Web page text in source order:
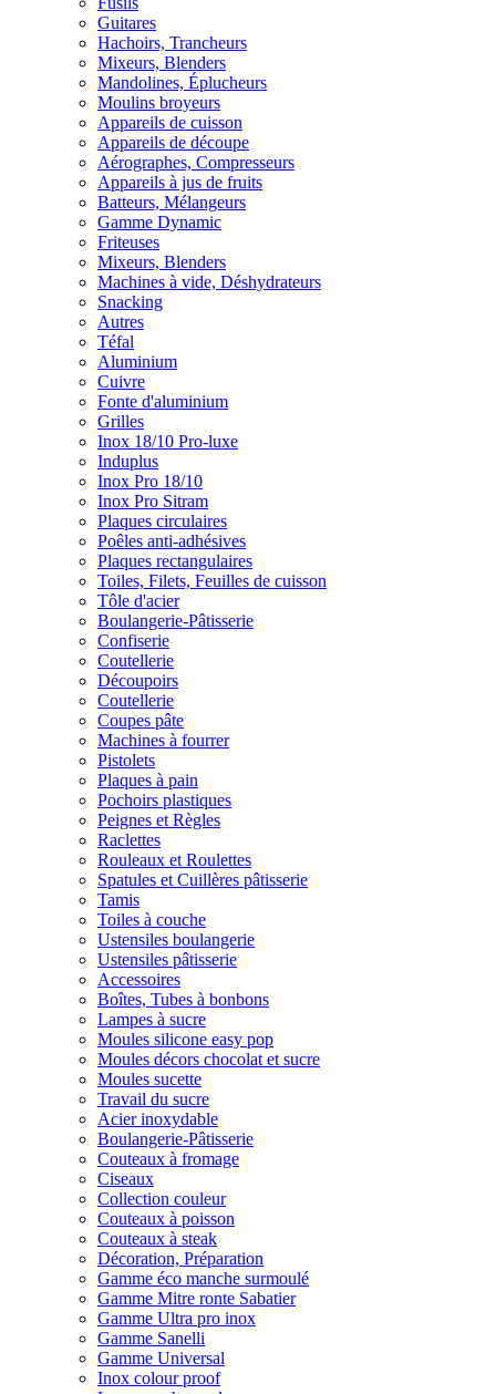
Guitares
Hachoirs, Trancheurs
Mixeurs, Blenders
Mandolines, Éplucheurs
Moulins broyeurs
Appareils de cuisson
Appareils de découpe
Aérographes, Compresseurs
Appareils à jus de fruits
Batteurs, Mélangeurs
Gamme Dynamic
Friteuses
Mixeurs, Blenders
Machines à vide, Déshydrateurs
Snacking
Autres
Téfal
Aluminium
Cuivre
Fonte d'aluminium
Grilles
Inox 18/10 Pro-luxe
Induplus
Inox Pro 18/10
Inox Pro Sitram
Plaques circulaires
Poêles anti-adhésives
Plaques rectangulaires
Toiles, Filets, Feuilles de cuisson
Tôle d'acier
Boulangerie-Pâtisserie
Confiserie
Coutellerie
Découpoirs
Coutellerie
Coupes pâte
Machines à fourrer
Pistolets
Plaques à pain
Pochoirs plastiques
Peignes et Règles
Raclettes
Rouleaux et Roulettes
Spatules et Cuillères pâtisserie
Tamis
Toiles à couche
Ustensiles boulangerie
Ustensiles pâtisserie
Accessoires
Boîtes, Tubes à bonbons
Lampes à sucre
Moules silicone easy pop
Moules décors chocolat et sucre
Moules sucette
Travail du sucre
Acier inoxydable
Boulangerie-Pâtisserie
Couteaux à fromage
Ciseaux
Collection couleur
Couteaux à poisson
Couteaux à steak
Décoration, Préparation
Gamme éco manche surmoulé
Gamme Mitre ronte Sabatier
Gamme Ultra pro inox
Gamme Sanelli
Gamme Universal
Inox colour proof